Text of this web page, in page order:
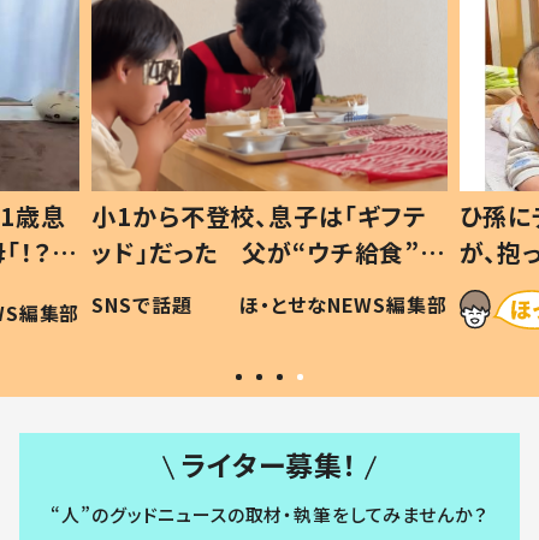
歳息
？」
編集部
小1から不登校、息子は「ギフテ
ッド」だった 父が“ウチ給食”を
作り続ける理由とは #令和の親
#令和の子
SNSで話題 ほ・とせなNEWS編集部
ひ孫
が、
「涙が
い」
ライター募集！
“人”のグッドニュースの取材・執筆をしてみませんか？